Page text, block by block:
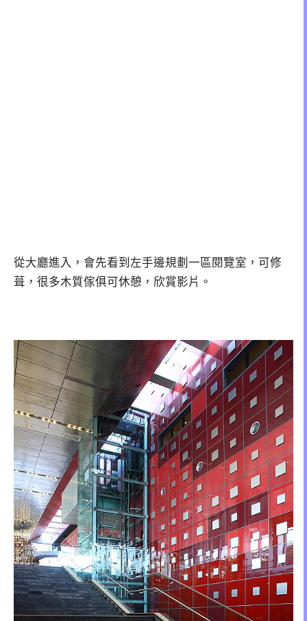
從大廳進入，會先看到左手邊規劃一區閱覽室，可修
葺，很多木質傢俱可休憩，欣賞影片。